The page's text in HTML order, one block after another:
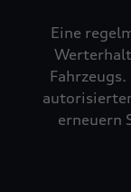
Eine
Fahrzeugs.
erneuern